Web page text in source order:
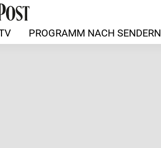
PROGRAMM NACH SENDERN